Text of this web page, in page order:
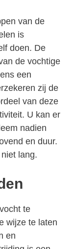
van de
is
doen. De
de vochtige
een
zij de
van deze
U kan er
nadien
en duur.
lang.
te
wijze te laten
en